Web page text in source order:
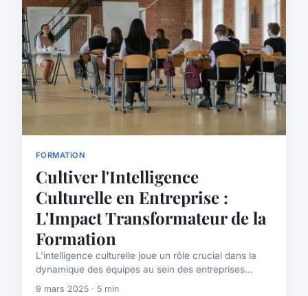
FORMATION
Cultiver l'Intelligence
Culturelle en Entreprise :
L'Impact Transformateur de la
Formation
L'intelligence culturelle joue un rôle crucial dans la
dynamique des équipes au sein des entreprises...
9 mars 2025 · 5 min